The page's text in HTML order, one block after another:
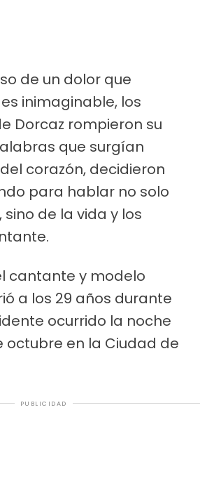
de un dolor que
inimaginable, los
Dorcaz rompieron su
que surgían
corazón, decidieron
para hablar no solo
de la vida y los
cantante y modelo
a los 29 años durante
ocurrido la noche
octubre en la Ciudad de
PUBLICIDAD